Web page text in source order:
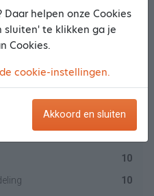
uitleg voor kapsels is
10
10
Daar helpen onze Cookies
sluiten' te klikken ga je
Cookies.
cookie-instellingen.
Akkoord en sluiten